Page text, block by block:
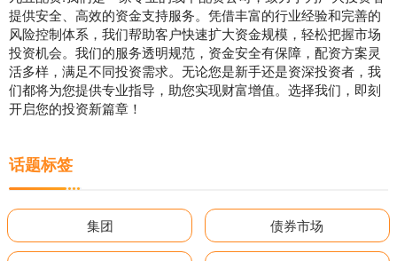
提供安全、高效的资金支持服务。凭借丰富的行业经验和完善的
风险控制体系，我们帮助客户快速扩大资金规模，轻松把握市场
投资机会。我们的服务透明规范，资金安全有保障，配资方案灵
活多样，满足不同投资需求。无论您是新手还是资深投资者，我
们都将为您提供专业指导，助您实现财富增值。选择我们，即刻
开启您的投资新篇章！
话题标签
集团 债券市场